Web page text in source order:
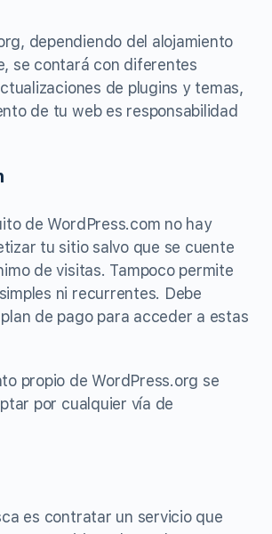
dependiendo del alojamiento
se contará con diferentes
de plugins y temas,
de tu web es responsabilidad
de WordPress.com no hay
tu sitio salvo que se cuente
de visitas. Tampoco permite
ni recurrentes. Debe
de pago para acceder a estas
propio de WordPress.org se
por cualquier vía de
es contratar un servicio que